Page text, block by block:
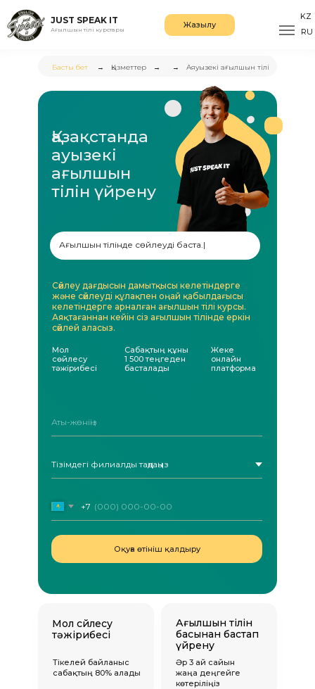
JUST SPEAK IT
Ағылшын тілі курстары Жазылу
KZ
RU
Басты бет → Қызметтер ⠀→⠀ ⠀→⠀ Аяуызекі ағылшын тілі
Сөйлеу дағдысын дамытқысы келетіндерге
және сөйлеуді құлақпен оңай қабылдағысы
келетіндерге арналған ағылшын тілі курсы.
Аяқтағаннан кейін сіз ағылшын тілінде еркін
сөйлей аласыз.
Мол сөйлесу
тәжірибесі
Ағылшын тілін
басынан бастап
үйрену
Әр 3 ай сайын
жаңа деңгейге
көтеріліңіз
Мол
сөйлесу
тәжірибесі
Сабақтың құны
1 500 теңгеден
басталады
Жеке
онлайн
платформа
Аты-жөніңіз
+7
Оқуға өтініш қалдыру
Қазақстанда
ауызекі
ағылшын
тілін үйрену
Тікелей байланыс
сабақтың 80% алады
Ағылшын тілінде сөйлеуді баста.|